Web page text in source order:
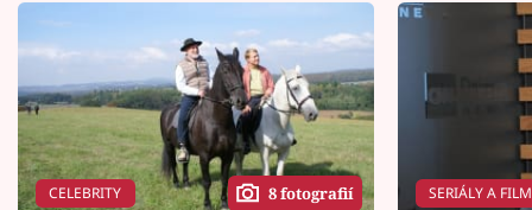
CELEBRITY 8 fotografií SERIÁLY A